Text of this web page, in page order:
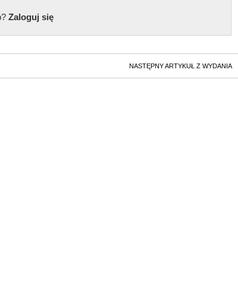
Zaloguj się
NASTĘPNY ARTYKUŁ Z WYDANIA